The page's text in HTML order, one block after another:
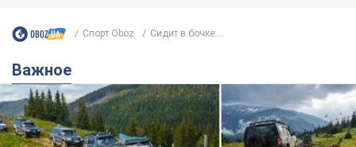
Спорт Oboz Сидит в бочке:...
Важное